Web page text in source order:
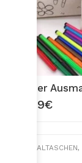
17,99€
AUSMALTASCHEN,